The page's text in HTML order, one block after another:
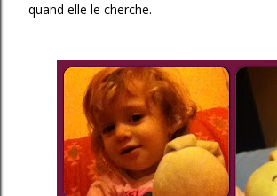
quand elle le cherche.